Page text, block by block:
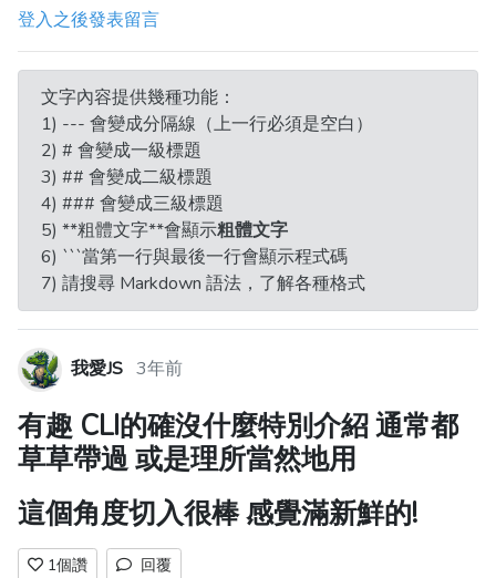
登入之後發表留言
文字內容提供幾種功能：
1) --- 會變成分隔線（上一行必須是空白）
2) # 會變成一級標題
3) ## 會變成二級標題
4) ### 會變成三級標題
5) **粗體文字**會顯示粗體文字
6) ```當第一行與最後一行會顯示程式碼
7) 請搜尋 Markdown 語法，了解各種格式
我愛JS 3年前
有趣 CLI的確沒什麼特別介紹 通常都
草草帶過 或是理所當然地用
這個角度切入很棒 感覺滿新鮮的!
1個讚
回覆